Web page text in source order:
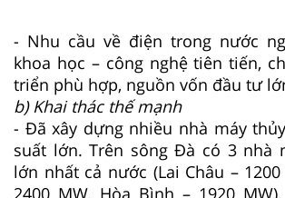
- Nhu cầu về điện trong nước
khoa học – công nghệ tiên tiến,
triển phù hợp, nguồn vốn đầu tư
b) Khai thác thế mạnh
- Đã xây dựng nhiều nhà máy
suất lớn. Trên sông Đà có 3 nhà
lớn nhất cả nước (Lai Châu –
2400 MW, Hòa Bình – 1920